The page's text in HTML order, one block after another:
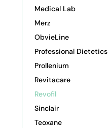
Medical Lab
Merz
ObvieLine
Professional Dietetics
Prollenium
Revitacare
Revofil
Sinclair
Teoxane